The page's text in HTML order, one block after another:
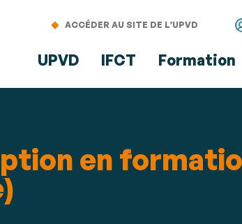
au
directs
ACCÉDER AU SITE DE L’UPVD
UPVD IFCT Formation
en